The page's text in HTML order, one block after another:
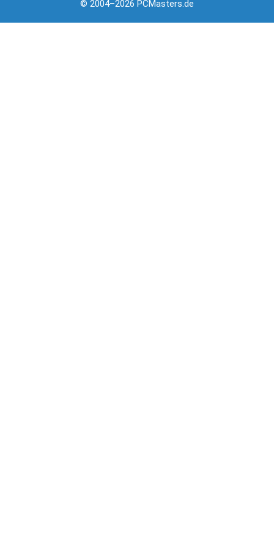
© 2004–2026 PCMasters.de